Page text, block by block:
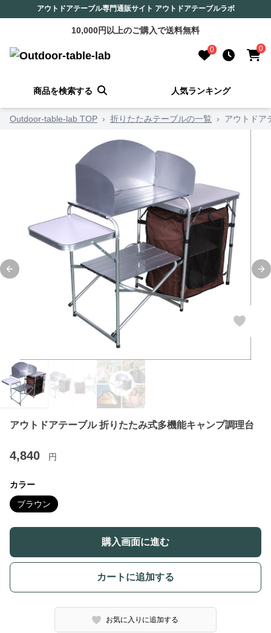
アウトドアテーブル専門通販サイト アウトドアテーブルラボ
10,000円以上のご購入で送料無料
0 0
商品を検索する 人気ランキング
Outdoor-table-lab TOP › 折りたたみテーブルの一覧 › アウトドア
Previous slide
アウトドアテーブル 折りたたみ式多機能キャンプ調理台
4,840 円
カラー
ブラウン
購入画面に進む
カートに追加する
お気に入りに追加する